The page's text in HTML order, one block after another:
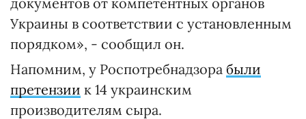
Украины в соответствии с установленным
порядком», - сообщил он.
Напомним, у Роспотребнадзора были
претензии к 14 украинским
производителям сыра.